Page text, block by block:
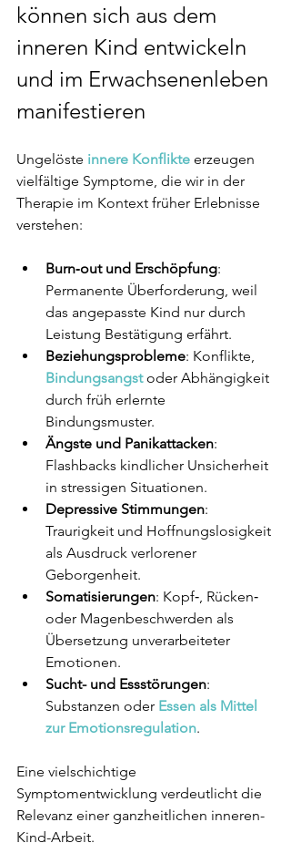
können sich aus dem
inneren Kind entwickeln
und im Erwachsenenleben
manifestieren
Ungelöste innere Konflikte erzeugen
vielfältige Symptome, die wir in der
Therapie im Kontext früher Erlebnisse
verstehen:
Burn‑out und Erschöpfung:
Permanente Überforderung, weil
das angepasste Kind nur durch
Leistung Bestätigung erfährt.
Beziehungsprobleme: Konflikte,
Bindungsangst oder Abhängigkeit
durch früh erlernte
Bindungsmuster.
Ängste und Panikattacken:
Flashbacks kindlicher Unsicherheit
in stressigen Situationen.
Depressive Stimmungen:
Traurigkeit und Hoffnungslosigkeit
als Ausdruck verlorener
Geborgenheit.
Somatisierungen: Kopf‑, Rücken‑
oder Magenbeschwerden als
Übersetzung unverarbeiteter
Emotionen.
Sucht- und Essstörungen:
Substanzen oder Essen als Mittel
zur Emotionsregulation.
Eine vielschichtige
Symptomentwicklung verdeutlicht die
Relevanz einer ganzheitlichen inneren-
Kind-Arbeit.